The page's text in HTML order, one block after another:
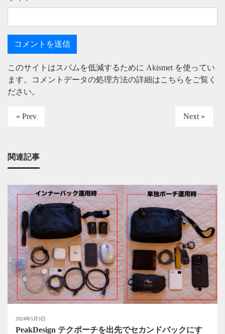
このサイトはスパムを低減するために Akismet を使ってい
ます。
コメントデータの処理方法の詳細はこちらをご覧く
ださい。
« Prev Next »
関連記事
2024年5月3日
PeakDesign テクポーチを出先でセカンドバックにす